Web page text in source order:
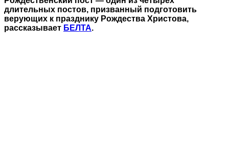
длительных постов, призванный подготовить
верующих к празднику Рождества Христова,
рассказывает БЕЛТА.